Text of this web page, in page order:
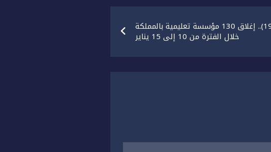
(كوفيد 19).. إغلاق 130 مؤسسة تعليمية بالمملكة
خلال الفترة من 10 إلى 15 يناير